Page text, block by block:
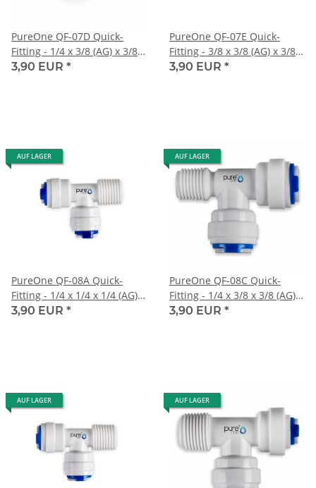
PureOne QF-07D Quick-
Fitting - 1/4 x 3/8 (AG) x 3/8
Zoll | T-Form
3,90 EUR *
PureOne QF-07E Quick-
Fitting - 3/8 x 3/8 (AG) x 3/8
Zoll | T-Form
3,90 EUR *
AUF LAGER
PureOne QF-08A Quick-
Fitting - 1/4 x 1/4 x 1/4 (AG)
Zoll | T-Form
3,90 EUR *
AUF LAGER
PureOne QF-08C Quick-
Fitting - 1/4 x 3/8 x 3/8 (AG)
Zoll | T-Form
3,90 EUR *
AUF LAGER AUF LAGER